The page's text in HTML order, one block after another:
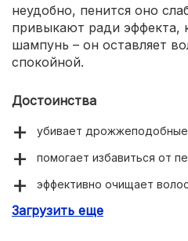
неудобно, пенится оно
привыкают ради эффекта,
шампунь – он оставляет
спокойной.
Достоинства
убивает
помогает избавиться от
эффективно очищает
нормализует работу
Загрузить еще